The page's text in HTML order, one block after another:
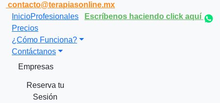
contacto@terapiasonline.mx
Escríbenos haciendo click aquí
InicioProfesionales
Precios
¿Cómo Funciona?
Contáctanos
Empresas
Reserva tu
Sesión